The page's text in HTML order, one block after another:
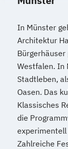
In Münster
Architektur
Westfalen. In
Stadtleben,
Oasen. Das
Klassisches
die
experimentell
Zahlreiche